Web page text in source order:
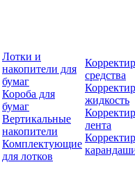
Лотки и
накопители для
бумаг
Короба для
бумаг
Вертикальные
накопители
Комплектующие
для лотков
средства
жидкость
лента